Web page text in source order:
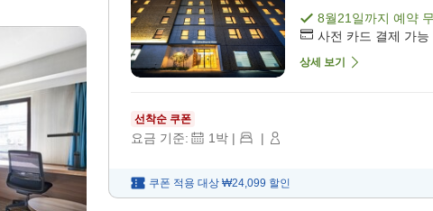
8월21일까지 예약
사전 카드 결제 가능
상세 보기
선착순 쿠폰
요금 기준: 1박 | |
쿠폰 적용 대상 ₩24,099 할인